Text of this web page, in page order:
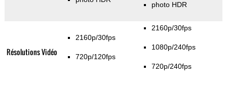
photo HDR
Résolutions Vidéo
2160p/30fps
720p/120fps
2160p/30fps
1080p/240fps
720p/240fps